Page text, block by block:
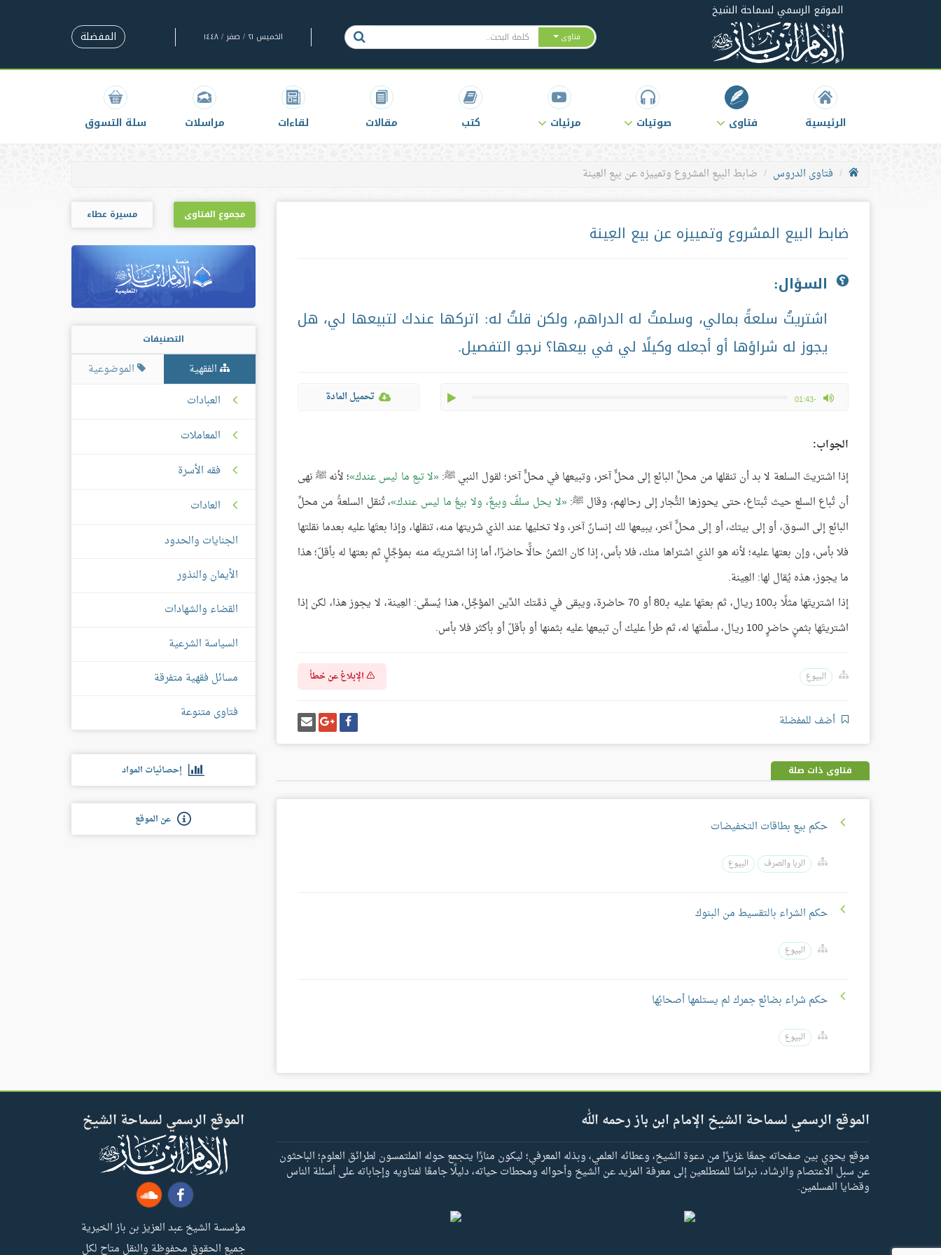
الموقع الرسمي لسماحة الشيخ
فتاوى الخميس ٢١ / صفر / ١٤٤٨ المفضلة
الرئيسية فتاوى صوتيات مرئيات كتب مقالات لقاءات مراسلات سلة التسوق
فتاوى الدروس ضابط البيع المشروع وتمييزه عن بيع العِينة
ضابط البيع المشروع وتمييزه عن بيع العِينة
السؤال:
اشتريتُ سلعةً بمالي، وسلمتُ له الدراهم، ولكن قلتُ له: اتركها عندك لتبيعها لي، هل
يجوز له شراؤها أو أجعله وكيلًا لي في بيعها؟ نرجو التفصيل.
-01:43
max volume تحميل المادة
الجواب:
إذا اشتريتَ السلعة لا بد أن تنقلها من محلِّ البائع إلى محلٍّ آخر، وتبيعها في محلٍّ آخر؛ لقول النبي ﷺ: لا تبع ما ليس عندك ؛ لأنه ﷺ نهى
أن تُباع السلع حيث تُبتاع، حتى يحوزها التُّجار إلى رحالهم، وقال ﷺ: لا يحل سلفٌ وبيعٌ، ولا بيعُ ما ليس عندك ، تُنقل السلعةُ من محلِّ
البائع إلى السوق، أو إلى بيتك، أو إلى محلٍّ آخر، يبيعها لك إنسانٌ آخر، ولا تخليها عند الذي شريتها منه، تنقلها، وإذا بعتَها عليه بعدما نقلتها
فلا بأس، وإن بعتها عليه؛ لأنه هو الذي اشتراها منك، فلا بأس، إذا كان الثمنُ حالًّا حاضرًا، أما إذا اشتريتَه منه بمؤجَّلٍ ثم بعتها له بأقلّ؛ هذا
ما يجوز، هذه يُقال لها: العِينة.
إذا اشتريتَها مثلًا بـ100 ريـال، ثم بعتَها عليه بـ80 أو 70 حاضرة، ويبقى في ذمَّتك الدَّين المؤجَّل، هذا يُسمَّى: العِينة، لا يجوز هذا، لكن إذا
اشتريتَها بثمنٍ حاضرٍ 100 ريـال، سلَّمتَها له، ثم طرأ عليك أن تبيعها عليه بثمنها أو بأقلّ أو بأكثر فلا بأس.
البيوع الإبلاغ عن خطأ
أضف للمفضلة شارك
على
فيسبوك
شارك
على
غوغل
بلس
إرسل
إيميل
فتاوى ذات صلة
حكم بيع بطاقات التخفيضات
الربا والصرف البيوع
حكم الشراء بالتقسيط من البنوك
البيوع
حكم شراء بضائع جمرك لم يستلمها أصحابُها
البيوع
مجموع الفتاوى مسيرة عطاء
التصنيفات
الفقهية
الموضوعية
العبادات
المعاملات
فقه الأسرة
العادات
الجنايات والحدود
الأيمان والنذور
القضاء والشهادات
السياسة الشرعية
مسائل فقهية متفرقة
فتاوى متنوعة
إحصائيات المواد
عن الموقع
الموقع الرسمي لسماحة الشيخ الإمام ابن باز رحمه الله
موقع يحوي بين صفحاته جمعًا غزيرًا من دعوة الشيخ، وعطائه العلمي، وبذله المعرفي؛ ليكون منارًا يتجمع حوله الملتمسون لطرائق العلوم؛ الباحثون
عن سبل الاعتصام والرشاد، نبراسًا للمتطلعين إلى معرفة المزيد عن الشيخ وأحواله ومحطات حياته، دليلًا جامعًا لفتاويه وإجاباته على أسئلة الناس
وقضايا المسلمين.
الموقع الرسمي لسماحة الشيخ
مؤسسة الشيخ عبد العزيز بن باز الخيرية
جميع الحقوق محفوظة والنقل متاح لكل